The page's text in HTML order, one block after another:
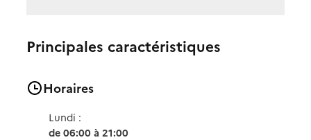
Principales caractéristiques
Horaires
Lundi :
de 06:00 à 21:00